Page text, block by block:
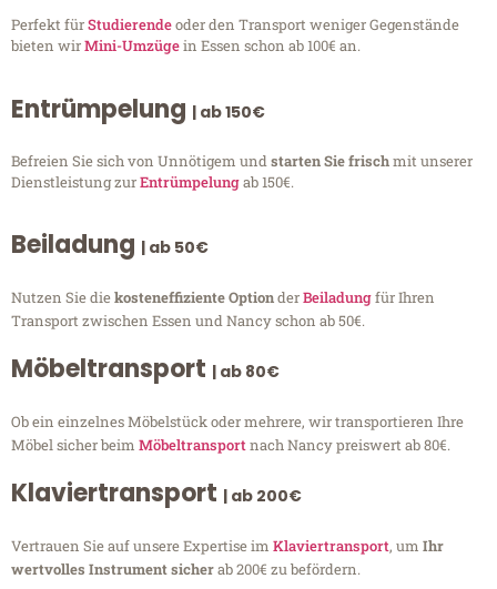
Perfekt fürStudierendeoder den Transport weniger Gegenstände
bieten wirMini-Umzügein Essen schon ab 100€ an.
Entrümpelung | ab 150€
Befreien Sie sich von Unnötigem undstarten Sie frischmit unserer
Dienstleistung zurEntrümpelungab 150€.
Beiladung | ab 50€
Nutzen Sie diekosteneffiziente OptionderBeiladungfür Ihren
Transport zwischen Essen und Nancy schon ab 50€.
Möbeltransport | ab 80€
Ob ein einzelnes Möbelstück oder mehrere, wir transportieren Ihre
Möbel sicher beim Möbeltransportnach Nancy preiswert ab 80€.
Klaviertransport | ab 200€
Vertrauen Sie auf unsere Expertise im Klaviertransport, um Ihr
wertvolles Instrument sicherab 200€ zu befördern.